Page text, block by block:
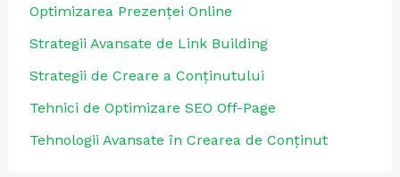
Optimizarea Prezenței Online
Strategii Avansate de Link Building
Strategii de Creare a Conținutului
Tehnici de Optimizare SEO Off-Page
Tehnologii Avansate în Crearea de Conținut